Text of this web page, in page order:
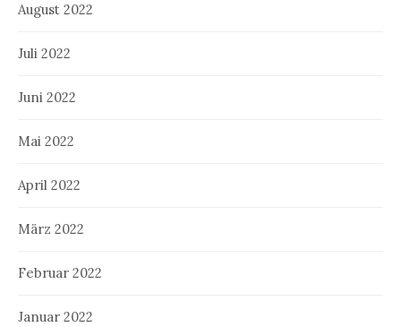
August 2022
Juli 2022
Juni 2022
Mai 2022
April 2022
März 2022
Februar 2022
Januar 2022